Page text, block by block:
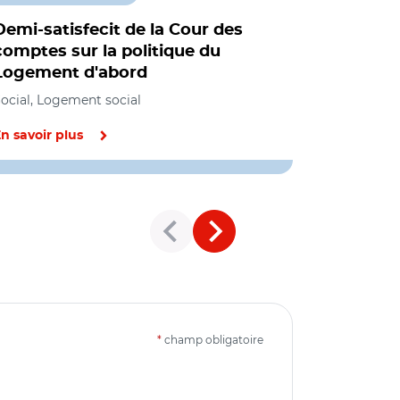
satisfecit de la Cour des
sur la politique du
d'abord
Logement social
savoir plus
* champ obligatoire